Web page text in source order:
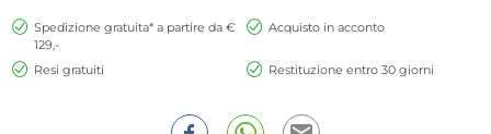
Spedizione gratuita* a partire da €
129,-
Acquisto in acconto
Resi gratuiti Restituzione entro 30 giorni